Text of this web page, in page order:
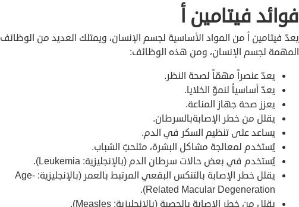
فوائد فيتامين أ
يعدّ فيتامين أ من المواد الأساسية لجسم الإنسان، ويمتلك العديد من الوظائف
المهمة لجسم الإنسان، ومن هذه الوظائف:
يعدّ عنصراً مهمّاً لصحة النظر.
يعدّ أساسياً لنموّ الخلايا.
يعزز صحة جهاز المناعة.
يقلل من خطر الإصابةبالسرطان.
يساعد على تنظيم السكر في الدم.
يُستخدم لمعالجة مشاكل البشرة، مثلحبّ الشباب.
يُستخدم في بعض حالات سرطان الدم (بالإنجليزية: Leukemia).
يقلل خطر الإصابة بالتنكس البقعي المرتبط بالعمر (بالإنجليزية: Age-
Related Macular Degeneration).
يقلل من خطر الإصابة بالحصبة (بالإنجليزية: Measles).